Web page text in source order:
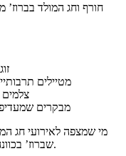
חורף וחג המולד
מטיילים
מבקרים
מי שמצפה לאירועי חג
שברוז’ בכוונה לא מורגשת במיוחד—וזו חלק מהקסם שלה.